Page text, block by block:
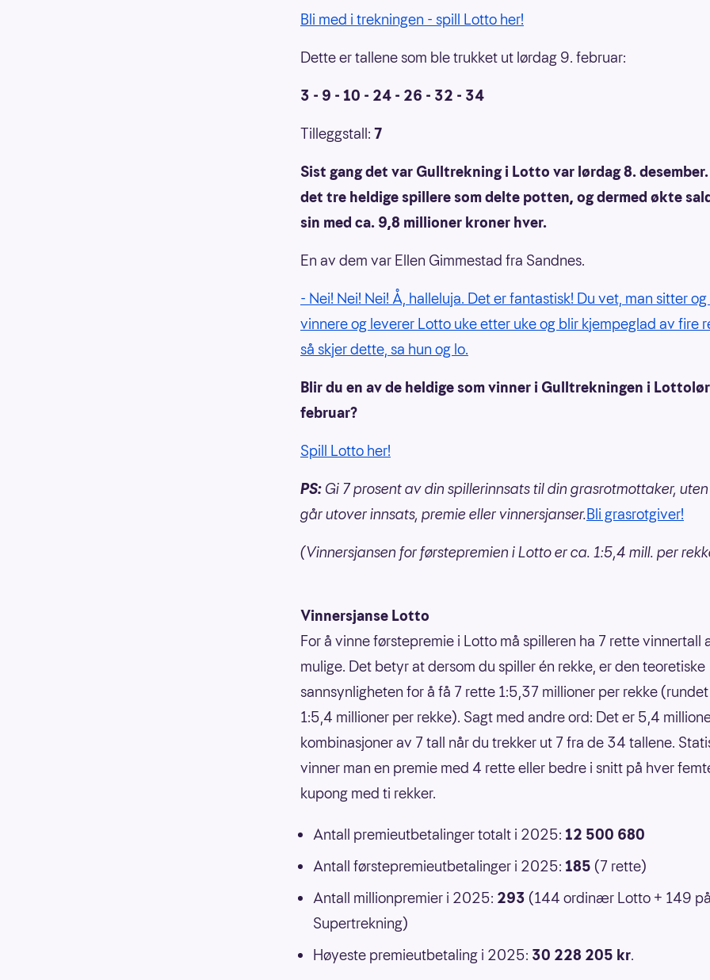
Bli med i trekningen - spill Lotto her!
Dette er tallene som ble trukket ut lørdag 9. februar:
3 - 9 - 10 - 24 - 26 - 32 - 34
Tilleggstall: 7
Sist gang det var Gulltrekning i Lotto var lørdag 8.
det tre heldige spillere som delte potten, og dermed økte
sin med ca. 9,8 millioner kroner hver.
En av dem var Ellen Gimmestad fra Sandnes.
- Nei! Nei! Nei! Å, halleluja. Det er fantastisk! Du vet, man sitter
vinnere og leverer Lotto uke etter uke og blir kjempeglad av fire
så skjer dette, sa hun og lo.
Blir du en av de heldige som vinner i Gulltrekningen i
februar?
Spill Lotto her!
PS: Gi 7 prosent av din spillerinnsats til din grasrotmottaker,
går utover innsats, premie eller vinnersjanser.Bli grasrotgiver!
(Vinnersjansen for førstepremien i Lotto er ca. 1:5,4 mill. per
Vinnersjanse Lotto
For å vinne førstepremie i Lotto må spilleren ha 7 rette vinnertall
mulige. Det betyr at dersom du spiller én rekke, er den teoretiske
sannsynligheten for å få 7 rette 1:5,37 millioner per rekke
1:5,4 millioner per rekke). Sagt med andre ord: Det er 5,4
kombinasjoner av 7 tall når du trekker ut 7 fra de 34 tallene.
vinner man en premie med 4 rette eller bedre i snitt på hver
kupong med ti rekker.
Antall premieutbetalinger totalt i 2025: 12 500 680
Antall førstepremieutbetalinger i 2025: 185 (7 rette)
Antall millionpremier i 2025: 293 (144 ordinær Lotto + 149
Supertrekning)
Høyeste premieutbetaling i 2025: 30 228 205 kr.